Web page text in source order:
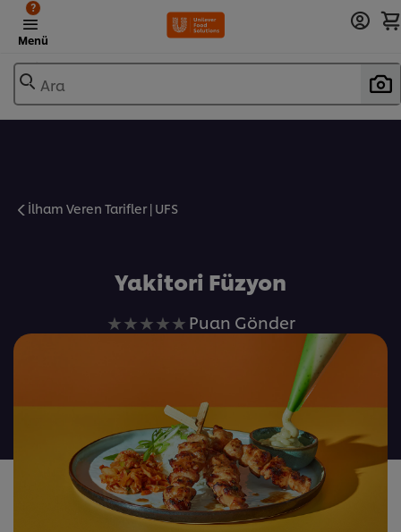
Menü
?
Ara
İlham Veren Tarifler | UFS
Yakitori Füzyon
Bu
değerlendirme
gönderilmedi
Puan Gönder